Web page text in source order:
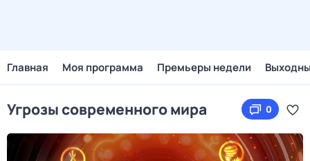
Главная Моя программа Премьеры недели
Угрозы современного мира 0